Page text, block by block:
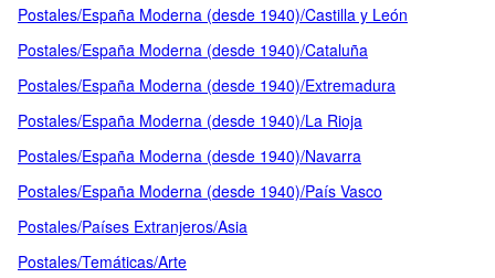
Postales/España Moderna (desde 1940)/Castilla y León
Postales/España Moderna (desde 1940)/Cataluña
Postales/España Moderna (desde 1940)/Extremadura
Postales/España Moderna (desde 1940)/La Rioja
Postales/España Moderna (desde 1940)/Navarra
Postales/España Moderna (desde 1940)/País Vasco
Postales/Países Extranjeros/Asia
Postales/Temáticas/Arte